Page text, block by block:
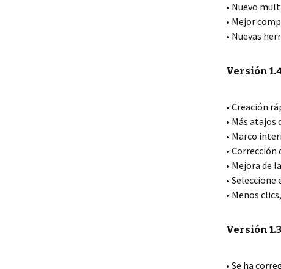
• Nuevo
• Mejor
• Nuevas
Versión
• Creación
• Más
• Marco
• Corrección
• Mejora de
•
• Menos
Versión
• Se ha